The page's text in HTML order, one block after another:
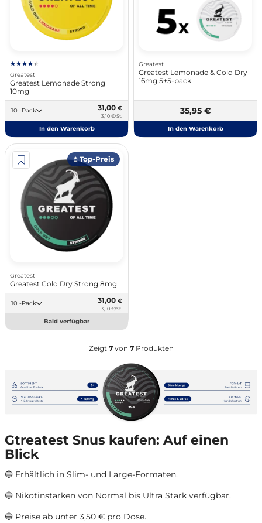
Greatest
Greatest Lemonade Strong
10mg
10 -Pack 31,00 €
3,10 €/St.
In den Warenkorb
Greatest
Greatest Lemonade & Cold Dry
16mg 5+5-pack
35,95 €
In den Warenkorb
𖤘 Top-Preis
Greatest
Greatest Cold Dry Strong 8mg
10 -Pack 31,00 €
3,10 €/St.
Bald verfügbar
Zeigt 7von 7 Produkten
Gtreatest Snus kaufen: Auf einen
Blick
🔵 Erhältlich in Slim- und Large-Formaten.
🔵 Nikotinstärken von Normal bis Ultra Stark verfügbar.
🔵 Preise ab unter 3,50 € pro Dose.